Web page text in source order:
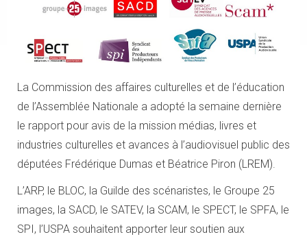
La Commission des affaires culturelles et de l’éducation
de l’Assemblée Nationale a adopté la semaine dernière
le rapport pour avis de la mission médias, livres et
industries culturelles et avances à l’audiovisuel public des
députées Frédérique Dumas et Béatrice Piron (LREM).
L’ARP, le BLOC, la Guilde des scénaristes, le Groupe 25
images, la SACD, le SATEV, la SCAM, le SPECT, le SPFA, le
SPI, l’USPA souhaitent apporter leur soutien aux